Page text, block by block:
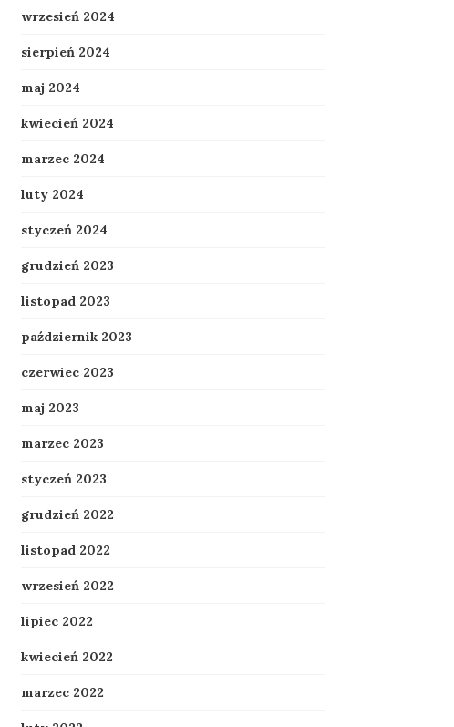
wrzesień 2024
sierpień 2024
maj 2024
kwiecień 2024
marzec 2024
luty 2024
styczeń 2024
grudzień 2023
listopad 2023
październik 2023
czerwiec 2023
maj 2023
marzec 2023
styczeń 2023
grudzień 2022
listopad 2022
wrzesień 2022
lipiec 2022
kwiecień 2022
marzec 2022